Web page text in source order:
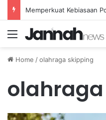
Menu
Home /olahraga skipping